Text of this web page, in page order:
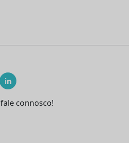
fale connosco!